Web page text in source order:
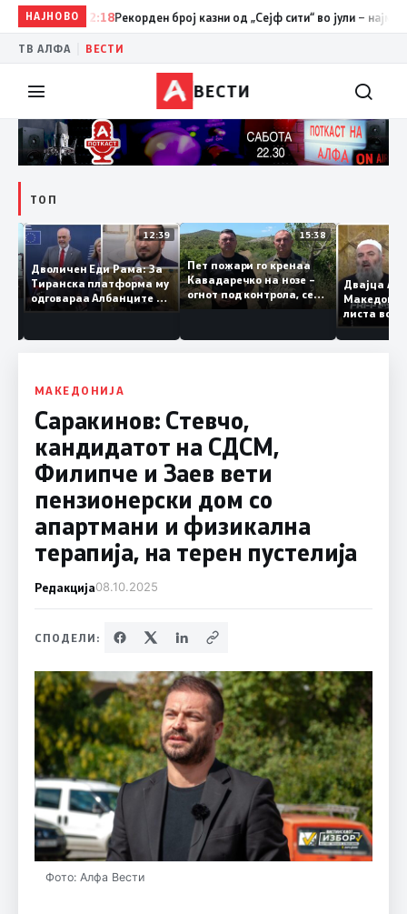
НАЈНОВО
12:18 Рекорден број казни од „Сејф сити“ во јули – најмногу
ТВ АЛФА ВЕСТИ
ВЕСТИ
ТОП
12:40
во
12:39
Дволичен Еди Рама: За
Тиранска платформа му
одговараа Албанците од
Македонија, сега кога му
„персона нон грата“
15:38
Пет пожари го кренаа
Кавадаречко на нозе –
огнот под контрола, се
очекува целосно
Двајца
листа
Тирана
МАКЕДОНИЈА
Саракинов: Стевчо,
кандидатот на СДСМ,
Филипче и Заев вети
пензионерски дом со
апартмани и физикална
терапија, на терен пустелија
Редакција08.10.2025
СПОДЕЛИ:
Фото: Алфа Вести